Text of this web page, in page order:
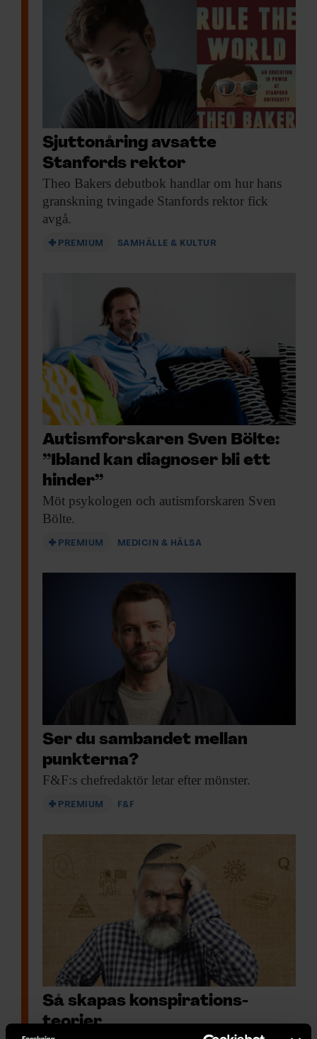
Sjuttonåring avsatte
Stanfords rektor
Theo Bakers debutbok handlar om hur hans
granskning tvingade Stanfords rektor fick
avgå.
PREMIUM SAMHÄLLE & KULTUR
Autismforskaren Sven Bölte:
”Ibland kan diagnoser bli ett
hinder”
Möt psykologen och autismforskaren Sven
Bölte.
PREMIUM MEDICIN & HÄLSA
Ser du sambandet mellan
punkterna?
F&F:s chefredaktör letar efter mönster.
PREMIUM F&F
Så skapas konspirations­
teorier